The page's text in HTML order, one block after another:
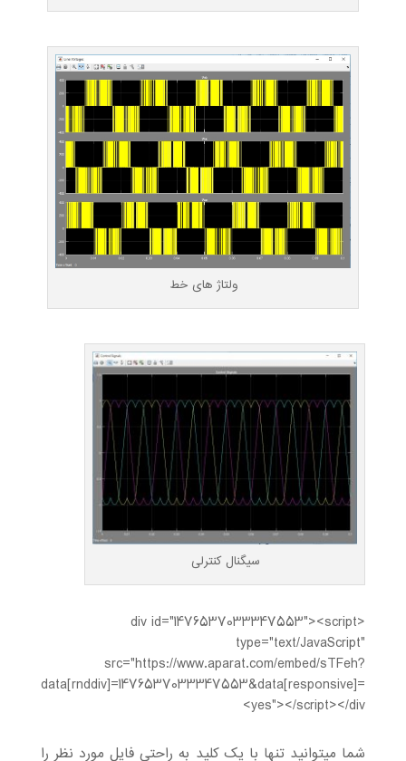
ولتاژ های خط
سیگنال کنترلی
<div id="1476537033347553"><script
type="text/JavaScript"
src="https://www.aparat.com/embed/sTFeh?
data[rnddiv]=1476537033347553&data[responsive]=
yes"></script></div>
شما میتوانید تنها با یک کلید به راحتی فایل مورد نظر را